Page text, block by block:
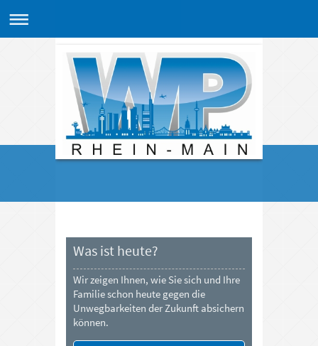
Was ist heute?
Wir zeigen Ihnen, wie Sie sich und Ihre
Familie schon heute gegen die
Unwegbarkeiten der Zukunft absichern
können.